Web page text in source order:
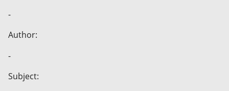
-
Author:
-
Subject: